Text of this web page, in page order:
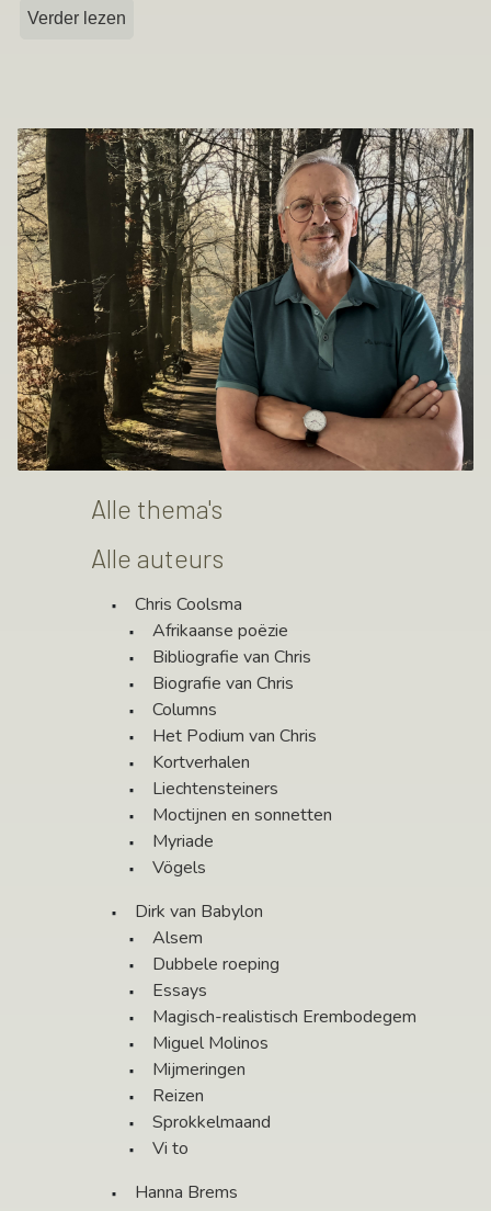
Verder lezen
Alle thema's
Alle auteurs
Chris Coolsma
Afrikaanse poëzie
Bibliografie van Chris
Biografie van Chris
Columns
Het Podium van Chris
Kortverhalen
Liechtensteiners
Moctijnen en sonnetten
Myriade
Vögels
Dirk van Babylon
Alsem
Dubbele roeping
Essays
Magisch-realistisch Erembodegem
Miguel Molinos
Mijmeringen
Reizen
Sprokkelmaand
Vi to
Hanna Brems